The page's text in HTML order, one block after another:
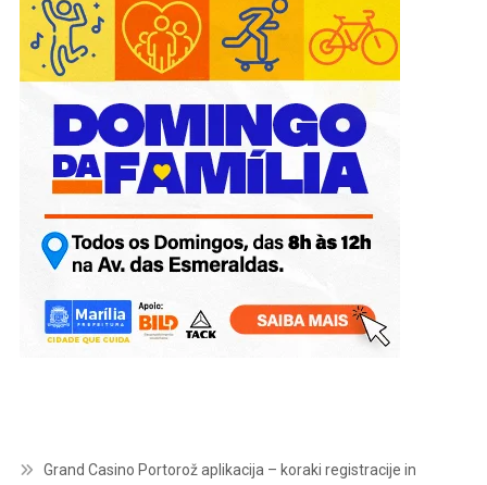
Grand Casino Portorož aplikacija – koraki registracije in